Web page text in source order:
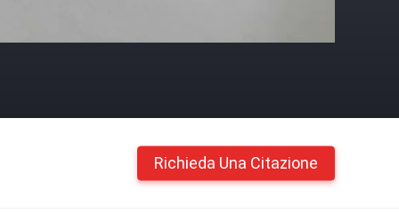
Richieda Una Citazione